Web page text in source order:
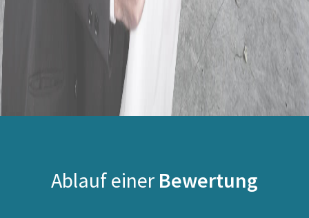
Ablauf einer Bewertung